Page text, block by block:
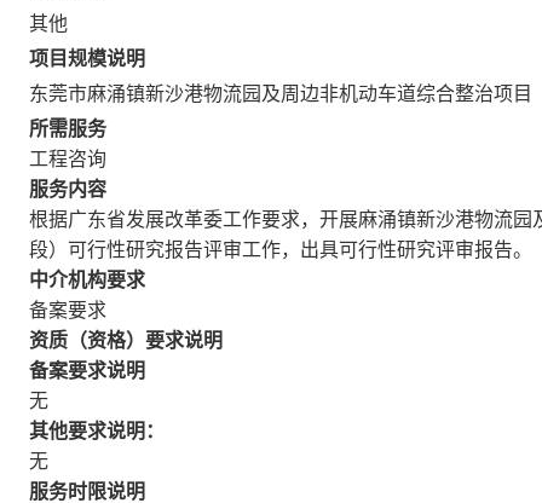
其他
项目规模说明
东莞市麻涌镇新沙港物流园及周边非机动车道综合整治项
所需服务
工程咨询
服务内容
根据广东省发展改革委工作要求，开展麻涌镇新沙港物流
段）可行性研究报告评审工作，出具可行性研究评审报告。
中介机构要求
备案要求
资质（资格）要求说明
备案要求说明
无
其他要求说明：
无
服务时限说明